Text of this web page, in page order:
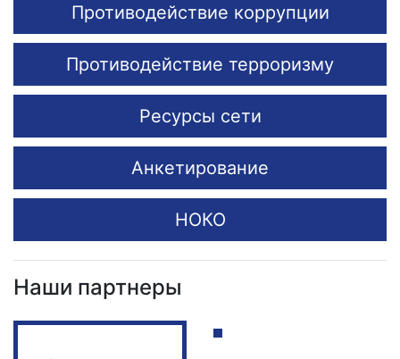
Противодействие коррупции
Противодействие терроризму
Ресурсы сети
Анкетирование
НОКО
Наши партнеры